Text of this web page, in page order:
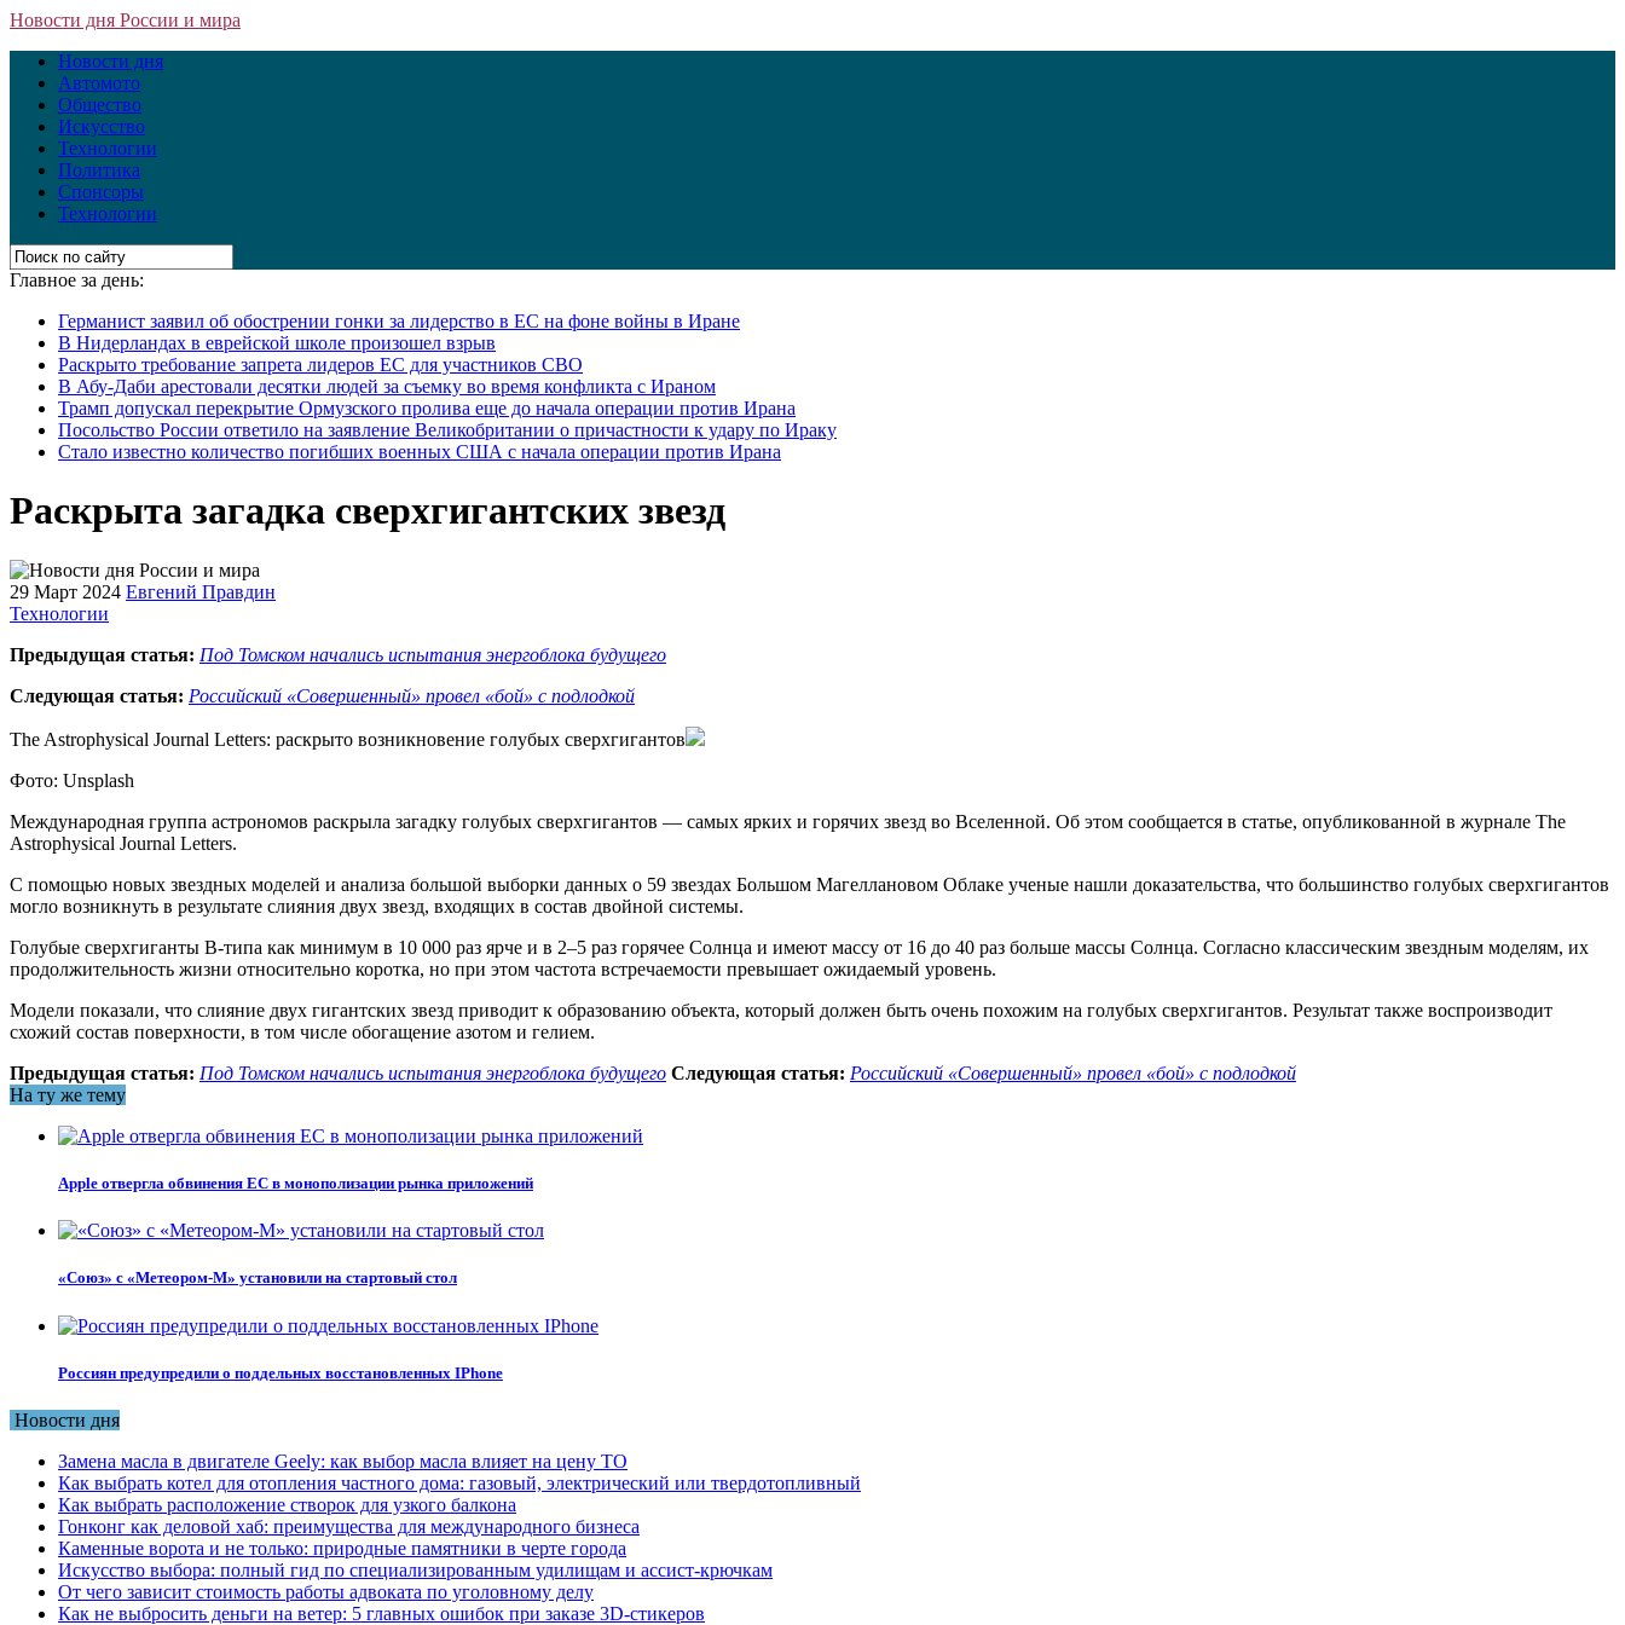
Новости дня России и мира
Новости дня
Автомото
Общество
Искусство
Технологии
Политика
Спонсоры
Технологии
Главное за день:
Германист заявил об обострении гонки за лидерство в ЕС на фоне войны в Иране
В Нидерландах в еврейской школе произошел взрыв
Раскрыто требование запрета лидеров ЕС для участников СВО
В Абу-Даби арестовали десятки людей за съемку во время конфликта с Ираном
Трамп допускал перекрытие Ормузского пролива еще до начала операции против Ирана
Посольство России ответило на заявление Великобритании о причастности к удару по Ираку
Стало известно количество погибших военных США с начала операции против Ирана
Раскрыта загадка сверхгигантских звезд
29 Март 2024 Евгений Правдин
Технологии
Предыдущая статья: Под Томском начались испытания энергоблока будущего
Следующая статья: Российский «Совершенный» провел «бой» с подлодкой
The Astrophysical Journal Letters: раскрыто возникновение голубых сверхгигантов
Фото: Unsplash
Международная группа астрономов раскрыла загадку голубых сверхгигантов — самых ярких и горячих звезд во Вселенной. Об этом сообщается в статье, опубликованной в журнале The
Astrophysical Journal Letters.
С помощью новых звездных моделей и анализа большой выборки данных о 59 звездах Большом Магеллановом Облаке ученые нашли доказательства, что большинство голубых сверхгигантов
могло возникнуть в результате слияния двух звезд, входящих в состав двойной системы.
Голубые сверхгиганты B-типа как минимум в 10 000 раз ярче и в 2–5 раз горячее Солнца и имеют массу от 16 до 40 раз больше массы Солнца. Согласно классическим звездным моделям, их
продолжительность жизни относительно коротка, но при этом частота встречаемости превышает ожидаемый уровень.
Модели показали, что слияние двух гигантских звезд приводит к образованию объекта, который должен быть очень похожим на голубых сверхгигантов. Результат также воспроизводит
схожий состав поверхности, в том числе обогащение азотом и гелием.
Предыдущая статья: Под Томском начались испытания энергоблока будущего Следующая статья: Российский «Совершенный» провел «бой» с подлодкой
На ту же тему
Apple отвергла обвинения ЕС в монополизации рынка приложений
«Союз» с «Метеором-М» установили на стартовый стол
Россиян предупредили о поддельных восстановленных IPhone
Новости дня
Замена масла в двигателе Geely: как выбор масла влияет на цену ТО
Как выбрать котел для отопления частного дома: газовый, электрический или твердотопливный
Как выбрать расположение створок для узкого балкона
Гонконг как деловой хаб: преимущества для международного бизнеса
Каменные ворота и не только: природные памятники в черте города
Искусство выбора: полный гид по специализированным удилищам и ассист-крючкам
От чего зависит стоимость работы адвоката по уголовному делу
Как не выбросить деньги на ветер: 5 главных ошибок при заказе 3D-стикеров